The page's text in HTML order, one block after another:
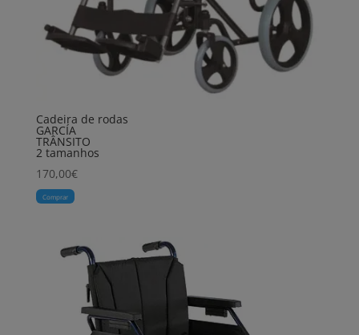
Cadeira de rodas
GARCÍA
TRÂNSITO
2 tamanhos
170,00€
Comprar